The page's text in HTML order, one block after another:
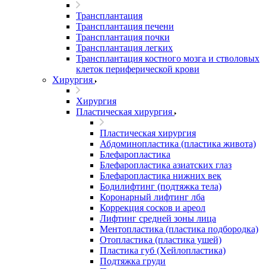
Трансплантация
Трансплантация печени
Трансплантация почки
Трансплантация легких
Трансплантация костного мозга и стволовых
клеток периферической крови
Хирургия
Хирургия
Пластическая хирургия
Пластическая хирургия
Абдоминопластика (пластика живота)
Блефаропластика
Блефаропластика азиатских глаз
Блефаропластика нижних век
Бодилифтинг (подтяжка тела)
Коронарный лифтинг лба
Коррекция сосков и ареол
Лифтинг средней зоны лица
Ментопластика (пластика подбородка)
Отопластика (пластика ушей)
Пластика губ (Хейлопластика)
Подтяжка груди